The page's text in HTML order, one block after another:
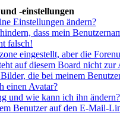
-einstellungen
Einstellungen ändern?
dass mein
falsch!
eingestellt, aber die
auf diesem Board nicht zur
die bei meinem
einen Avatar?
und wie kann ich ihn ändern?
Benutzer auf den E-Mail-